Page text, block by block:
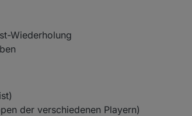
Wiederholung
der verschiedenen Playern)